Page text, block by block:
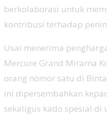
berkolaborasi untuk
kontribusi terhadap
Usai menerima
Mercure Grand Mirama
orang nomor satu di
ini dipersembahkan
sekaligus kado spesial di